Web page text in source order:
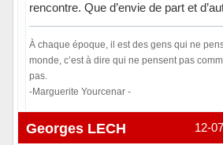
rencontre. Que d’envie de part et
À chaque époque, il est des gens qui ne
monde, c’est à dire qui ne pensent pas
pas.
-Marguerite Yourcenar -
Hors ligne 12-
Georges LECH